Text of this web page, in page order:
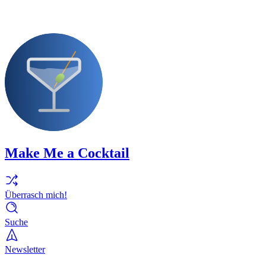
Make Me a Cocktail
Überrasch mich!
Suche
Newsletter